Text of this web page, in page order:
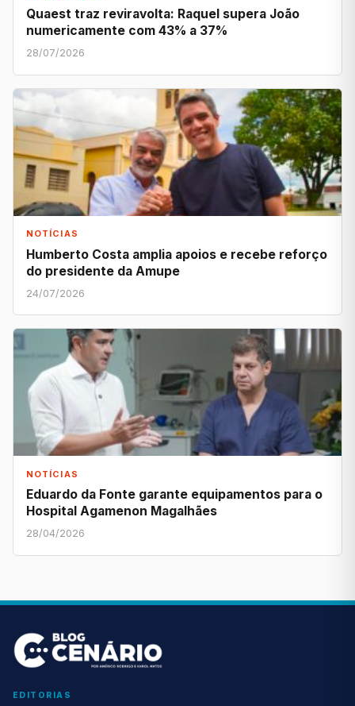
Quaest traz reviravolta: Raquel supera João
numericamente com 43% a 37%
28/07/2026
NOTÍCIAS
Humberto Costa amplia apoios e recebe reforço
do presidente da Amupe
24/07/2026
NOTÍCIAS
Eduardo da Fonte garante equipamentos para o
Hospital Agamenon Magalhães
28/04/2026
EDITORIAS